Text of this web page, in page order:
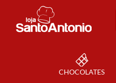
CHOCOLATES